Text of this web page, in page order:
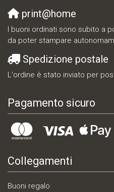
print@home
I buoni ordinati sono subito a
da poter stampare
Spedizione postale
L'ordine è stato inviato per
Pagamento sicuro
Collegamenti
Buoni regalo